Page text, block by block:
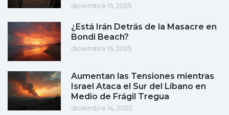
diciembre 15, 2025
¿Está Irán Detrás de la Masacre en
Bondi Beach?
diciembre 15, 2025
Aumentan las Tensiones mientras
Israel Ataca el Sur del Líbano en
Medio de Frágil Tregua
diciembre 14, 2025